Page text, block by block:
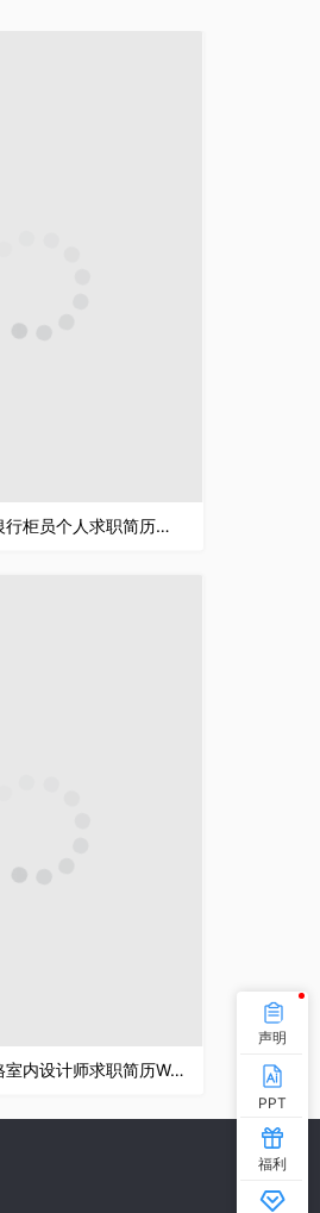
白色简约风格银行柜员个人求职简历套装Word模板
白色小清新风格室内设计师求职简历Word模板
声明
PPT
福利